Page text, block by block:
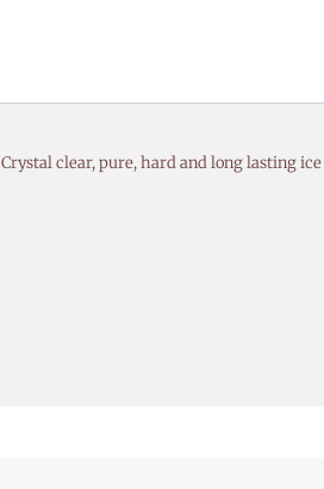
Crystal clear, pure, hard and long lasting